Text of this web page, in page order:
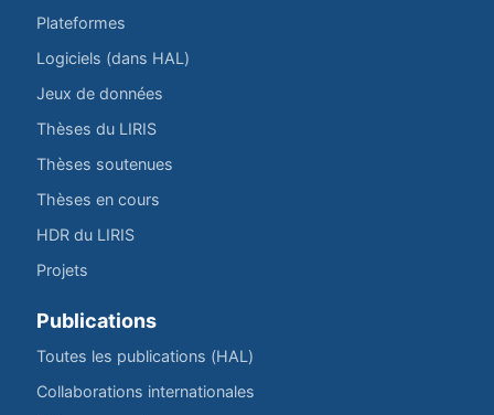
Plateformes
Logiciels (dans HAL)
Jeux de données
Thèses du LIRIS
Thèses soutenues
Thèses en cours
HDR du LIRIS
Projets
Publications
Toutes les publications (HAL)
Collaborations internationales